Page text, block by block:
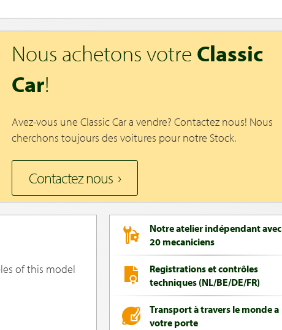
Nous achetons votre Classic
Car!
Avez-vous une Classic Car a vendre? Contactez nous! Nous
cherchons toujours des voitures pour notre Stock.
Contactez nous
of this model
Notre atelier indépendant avec
20 mecaniciens
Registrations et contrôles
techniques (NL/BE/DE/FR)
Transport à travers le monde a
votre porte